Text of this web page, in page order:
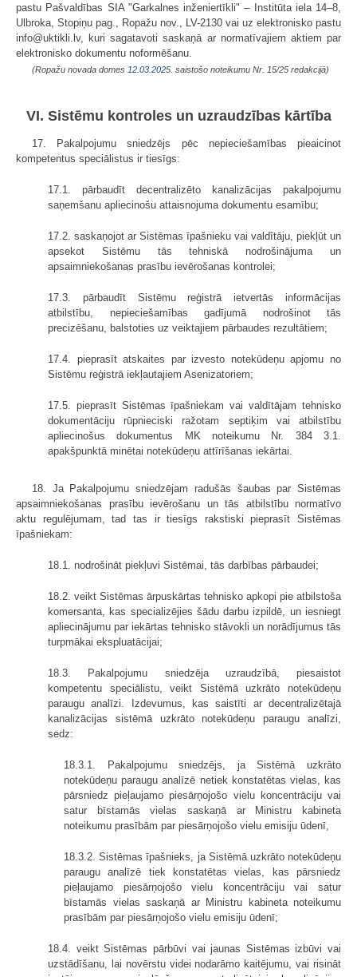
pastu Pašvaldības SIA "Garkalnes inženiertīkli" – Institūta iela 14–8,
Ulbroka, Stopiņu pag., Ropažu nov., LV-2130 vai uz elektronisko pastu
info@uktikli.lv, kuri sagatavoti saskaņā ar normatīvajiem aktiem par
elektronisko dokumentu noformēšanu.
(Ropažu novada domes 12.03.2025. saistošo noteikumu Nr. 15/25 redakcijā)
VI. Sistēmu kontroles un uzraudzības kārtība
17. Pakalpojumu sniedzējs pēc nepieciešamības pieaicinot
kompetentus speciālistus ir tiesīgs:
17.1. pārbaudīt decentralizēto kanalizācijas pakalpojumu
saņemšanu apliecinošu attaisnojuma dokumentu esamību;
17.2. saskaņojot ar Sistēmas īpašnieku vai valdītāju, piekļūt un
apsekot Sistēmu tās tehniskā nodrošinājuma un
apsaimniekošanas prasību ievērošanas kontrolei;
17.3. pārbaudīt Sistēmu reģistrā ietvertās informācijas
atbilstību, nepieciešamības gadījumā nodrošinot tās
precizēšanu, balstoties uz veiktajiem pārbaudes rezultātiem;
17.4. pieprasīt atskaites par izvesto notekūdeņu apjomu no
Sistēmu reģistrā iekļautajiem Asenizatoriem;
17.5. pieprasīt Sistēmas īpašniekam vai valdītājam tehnisko
dokumentāciju rūpnieciski ražotam septiķim vai atbilstību
apliecinošus dokumentus MK noteikumu Nr. 384 3.1.
apakšpunktā minētai notekūdeņu attīrīšanas iekārtai.
18. Ja Pakalpojumu sniedzējam radušās šaubas par Sistēmas
apsaimniekošanas prasību ievērošanu un tās atbilstību normatīvo
aktu regulējumam, tad tas ir tiesīgs rakstiski pieprasīt Sistēmas
īpašniekam:
18.1. nodrošināt piekļuvi Sistēmai, tās darbības pārbaudei;
18.2. veikt Sistēmas ārpuskārtas tehnisko apkopi pie atbilstoša
komersanta, kas specializējies šādu darbu izpildē, un iesniegt
apliecinājumu par iekārtas tehnisko stāvokli un norādījumus tās
turpmākai ekspluatācijai;
18.3. Pakalpojumu sniedzēja uzraudzībā, piesaistot
kompetentu speciālistu, veikt Sistēmā uzkrāto notekūdeņu
paraugu analīzi. Izdevumus, kas saistīti ar decentralizētajā
kanalizācijas sistēmā uzkrāto notekūdeņu paraugu analīzi,
sedz:
18.3.1. Pakalpojumu sniedzējs, ja Sistēmā uzkrāto
notekūdeņu paraugu analīzē netiek konstatētas vielas, kas
pārsniedz pieļaujamo piesārņojošo vielu koncentrāciju vai
satur bīstamās vielas saskaņā ar Ministru kabineta
noteikumu prasībām par piesārņojošo vielu emisiju ūdenī,
18.3.2. Sistēmas īpašnieks, ja Sistēmā uzkrāto notekūdeņu
paraugu analīzē tiek konstatētas vielas, kas pārsniedz
pieļaujamo piesārņojošo vielu koncentrāciju vai satur
bīstamās vielas saskaņā ar Ministru kabineta noteikumu
prasībām par piesārņojošo vielu emisiju ūdenī;
18.4. veikt Sistēmas pārbūvi vai jaunas Sistēmas izbūvi vai
uzstādīšanu, lai novērstu videi nodarāmo kaitējumu, vai risināt